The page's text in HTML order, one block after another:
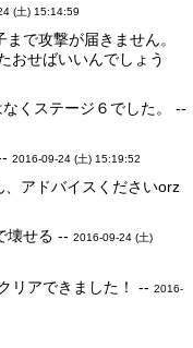
(土) 15:14:59
で攻撃が届きません。
おせばいいんでしょう
くステージ６でした。 --
2016-09-24 (土) 15:19:52
アドバイスくださいorz
壊せる --2016-09-24 (土)
リアできました！ --2016-